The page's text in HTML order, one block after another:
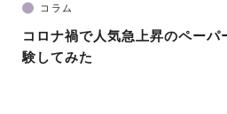
コラム
コロナ禍で人気急上昇のペー
験してみた